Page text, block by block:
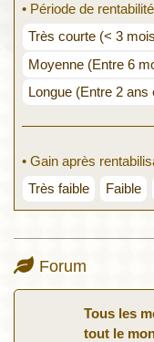
• Période de
Très courte (< 3
Moyenne (Entre 6
Longue (Entre 2 ans
• Gain après
Très faible
Faible
Forum
Tous les
tout le